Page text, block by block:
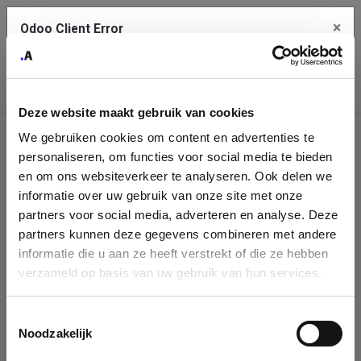
Deze website maakt gebruik van cookies
We gebruiken cookies om content en advertenties te
personaliseren, om functies voor social media te bieden
en om ons websiteverkeer te analyseren. Ook delen we
informatie over uw gebruik van onze site met onze
partners voor social media, adverteren en analyse. Deze
partners kunnen deze gegevens combineren met andere
informatie die u aan ze heeft verstrekt of die ze hebben
verzameld op basis van uw gebruik van hun services.
Noodzakelijk
Company
Identification
Please fill in your company details
You can search a company in our database by name, VAT or
enterprise ID. When a company is selected it will auto-complete the
form. If you don't find your company in our database, you can create
Odoo Client Error ×
service.
See details
Ok